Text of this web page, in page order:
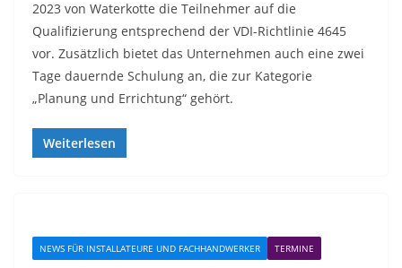
2023 von Waterkotte die Teilnehmer auf die
Qualifizierung entsprechend der VDI-Richtlinie 4645
vor. Zusätzlich bietet das Unternehmen auch eine zwei
Tage dauernde Schulung an, die zur Kategorie
„Planung und Errichtung“ gehört.
Weiterlesen
NEWS FÜR INSTALLATEURE UND FACHHANDWERKER TERMINE